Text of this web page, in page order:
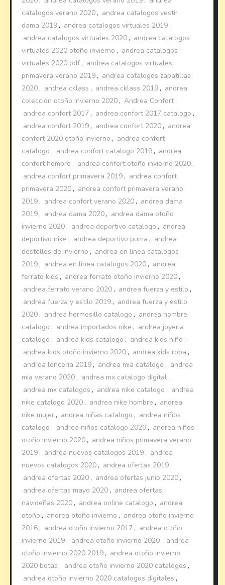
catalogos verano 2020 , andrea catalogos vestir
dama 2019 , andrea catalogos virtuales 2019 ,
andrea catalogos virtuales 2020 , andrea catalogos
virtuales 2020 otoño invierno , andrea catalogos
virtuales 2020 pdf , andrea catalogos virtuales
primavera verano 2019 , andrea catalogos zapatillas
2020 , andrea cklass , andrea cklass 2019 , andrea
coleccion otoño invierno 2020 , Andrea Confort,
andrea confort 2017 , andrea confort 2017 catalogo ,
andrea confort 2019 , andrea confort 2020 , andrea
confort 2020 otoño invierno , andrea confort
catalogo , andrea confort catalogo 2019 , andrea
confort hombre , andrea confort otoño invierno 2020 ,
andrea confort primavera 2019 , andrea confort
primavera 2020 , andrea confort primavera verano
2019 , andrea confort verano 2020 , andrea dama
2019 , andrea dama 2020 , andrea dama otoño
invierno 2020 , andrea deportivo catalogo , andrea
deportivo nike , andrea deportivo puma , andrea
destellos de invierno , andrea en linea catalogos
2019 , andrea en linea catalogos 2020 , andrea
ferrato kids , andrea ferrato otoño invierno 2020 ,
andrea ferrato verano 2020 , andrea fuerza y estilo ,
andrea fuerza y estilo 2019 , andrea fuerza y estilo
2020 , andrea hermosillo catalogo , andrea hombre
catalogo , andrea importados nike , andrea joyeria
catalogo , andrea kids catalogo , andrea kids niño ,
andrea kids otoño invierno 2020 , andrea kids ropa ,
andrea lenceria 2019 , andrea mia catalogo , andrea
mia verano 2020 , andrea mx catalogo digital ,
andrea mx catalogos , andrea nike catalogo , andrea
nike catalogo 2020 , andrea nike hombre , andrea
nike mujer , andrea niñas catalogo , andrea niños
catalogo , andrea niños catalogo 2020 , andrea niños
otoño invierno 2020 , andrea niños primavera verano
2019 , andrea nuevos catalogos 2019 , andrea
nuevos catalogos 2020 , andrea ofertas 2019 ,
andrea ofertas 2020 , andrea ofertas junio 2020 ,
andrea ofertas mayo 2020 , andrea ofertas
navideñas 2020 , andrea online catalogo , andrea
otoño , andrea otoño invierno , andrea otoño invierno
2016 , andrea otoño invierno 2017 , andrea otoño
invierno 2019 , andrea otoño invierno 2020 , andrea
otoño invierno 2020 2019 , andrea otoño invierno
2020 botas , andrea otoño invierno 2020 catalogos ,
andrea otoño invierno 2020 catalogos digitales ,